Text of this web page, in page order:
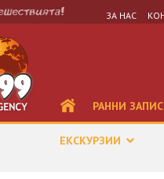
ЗА НАС
РАННИ
ЕКСКУРЗИИ